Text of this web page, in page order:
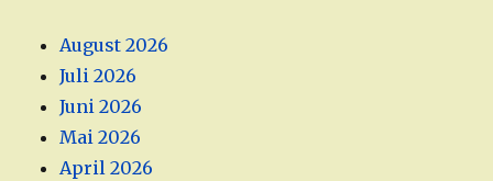
August 2026
Juli 2026
Juni 2026
Mai 2026
April 2026